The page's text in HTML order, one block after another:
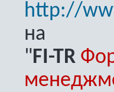
http://
на
"FI-TR